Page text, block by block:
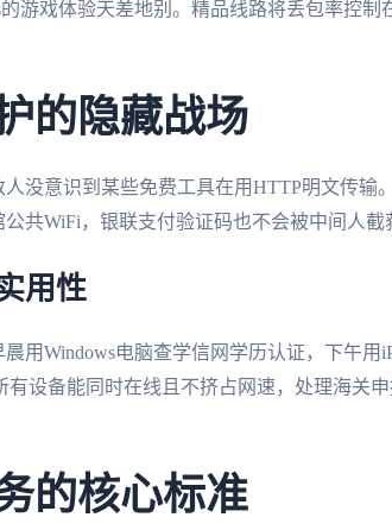
的游戏体验天差地别。精品线路将丢包率控制
的隐藏战场
没意识到某些免费工具在用HTTP明文传输
共WiFi，银联支付验证码也不会被中间人截
用性
用Windows电脑查学信网学历认证，下午用
有设备能同时在线且不挤占网速，处理海关
的核心标准